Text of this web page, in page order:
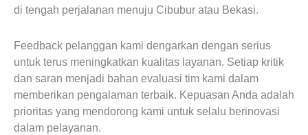
di tengah perjalanan menuju Cibubur atau Bekasi.
Feedback pelanggan kami dengarkan dengan serius
untuk terus meningkatkan kualitas layanan. Setiap kritik
dan saran menjadi bahan evaluasi tim kami dalam
memberikan pengalaman terbaik. Kepuasan Anda adalah
prioritas yang mendorong kami untuk selalu berinovasi
dalam pelayanan.